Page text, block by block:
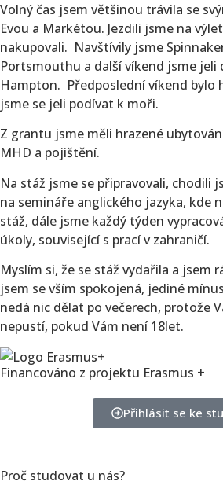
Volný čas jsem většinou trávila se
Evou a Markétou. Jezdili jsme na
nakupovali. Navštívily jsme
Portsmouthu a další víkend jsme jeli
Hampton. Předposlední víkend bylo
jsme se jeli podívat k moři.
Z grantu jsme měli hrazené
MHD a pojištění.
Na stáž jsme se připravovali, chodili
na semináře anglického jazyka, kde
stáž, dále jsme každý týden
úkoly, související s prací v zahraničí.
Myslím si, že se stáž vydařila a jsem
jsem se vším spokojená, jediné
nedá nic dělat po večerech, protože
nepustí, pokud Vám není 18let.
Financováno z projektu Erasmus +
Přihlásit se ke
Proč studovat u nás?